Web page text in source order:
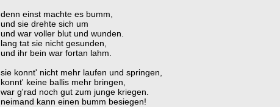
denn einst machte es bumm,
und sie drehte sich um
und war voller blut und wunden.
lang tat sie nicht gesunden,
und ihr bein war fortan lahm.
sie konnt' nicht mehr laufen und springen,
konnt' keine ballis mehr bringen,
war g'rad noch gut zum junge kriegen.
neimand kann einen bumm besiegen!